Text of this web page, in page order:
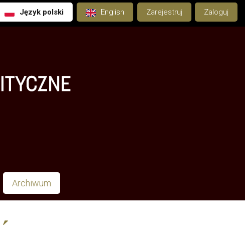
Język polski English Zarejestruj Zaloguj
Archiwum